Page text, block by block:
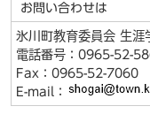
お問い合わせは
氷川町教育委員会 生
電話番号：0965-52-
Fax：0965-52-7060
E-mail：